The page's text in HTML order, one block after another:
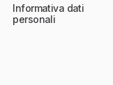
Informativa dati
personali